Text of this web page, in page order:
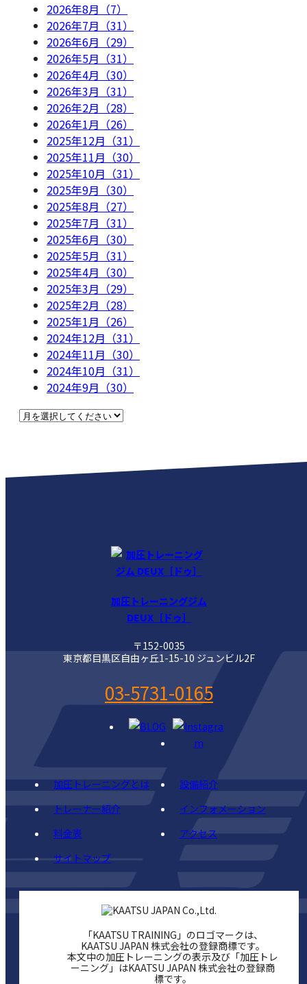
2026年8月（7）
2026年7月（31）
2026年6月（29）
2026年5月（31）
2026年4月（30）
2026年3月（31）
2026年2月（28）
2026年1月（26）
2025年12月（31）
2025年11月（30）
2025年10月（31）
2025年9月（30）
2025年8月（27）
2025年7月（31）
2025年6月（30）
2025年5月（31）
2025年4月（30）
2025年3月（29）
2025年2月（28）
2025年1月（26）
2024年12月（31）
2024年11月（30）
2024年10月（31）
2024年9月（30）
加圧トレーニングジム
DEUX［ドゥ］
〒152-0035
東京都目黒区自由ヶ丘1-15-10 ジュンビル2F
03-5731-0165
加圧トレーニングとは
設備紹介
トレーナー紹介
インフォメーション
料金表
アクセス
サイトマップ
「KAATSU TRAINING」のロゴマークは、
KAATSU JAPAN 株式会社の登録商標です。
本文中の加圧トレーニングの表示及び「加圧トレ
ーニング」はKAATSU JAPAN 株式会社の登録商
標です。